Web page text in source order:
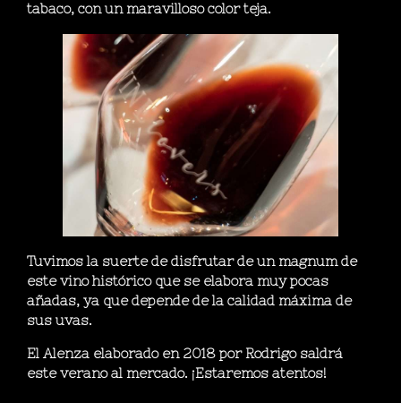
tabaco, con un maravilloso color teja.
Tuvimos la suerte de disfrutar de un magnum de
este vino histórico que se elabora muy pocas
añadas, ya que depende de la calidad máxima de
sus uvas.
El Alenza elaborado en 2018 por Rodrigo saldrá
este verano al mercado. ¡Estaremos atentos!